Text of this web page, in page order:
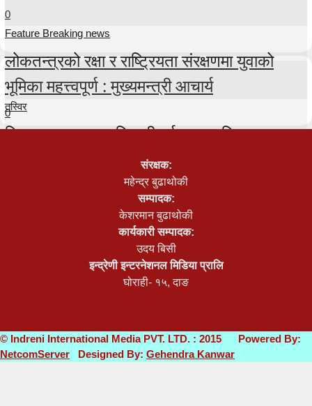
0
Feature Breaking news
लोकतन्त्रको रक्षा र राष्ट्रियता संरक्षणमा युवाको
भूमिका महत्त्वपूर्ण : मुख्यमन्त्री आचार्य
0
तस्विर
टिकटकर तुलसा अधिकारी पुर्पक्षका लागि थुनामा
प्रतिनिधिसभा बैठक २५ गते सम्मका लागि स्थगित
संरक्षक:
महेन्द्र बुढाथोकी
सम्पादक:
केशरमान बुढाथोकी
कार्यकारी सम्पादक:
उदय बिसी
इन्द्रेणी इन्टरनेशनल मिडिया प्रालि
घोराही- १५, दाङ
© Indreni International Media PVT. LTD. : 2015 Powered By:
NetcomServer Designed By: Gehendra Kanwar